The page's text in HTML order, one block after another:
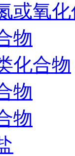
或氧
物
化合物
物
物